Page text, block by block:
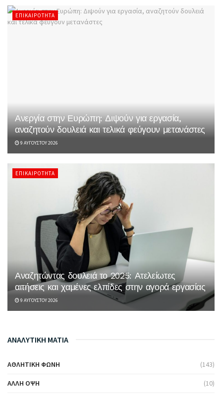
ΕΠΙΚΑΙΡΌΤΗΤΑ
Ανεργία στην Ευρώπη: Διψούν για εργασία,
αναζητούν δουλειά και τελικά φεύγουν μετανάστες
9 ΑΥΓΟΎΣΤΟΥ 2026
ΕΠΙΚΑΙΡΌΤΗΤΑ
Αναζητώντας δουλειά το 2025: Ατελείωτες
αιτήσεις και χαμένες ελπίδες στην αγορά εργασίας
9 ΑΥΓΟΎΣΤΟΥ 2026
ΑΝΑΛΥΤΙΚΗ ΜΑΤΙΑ
ΑΘΛΗΤΙΚΉ ΦΩΝΉ (143)
ΆΛΛΗ ΌΨΗ (10)